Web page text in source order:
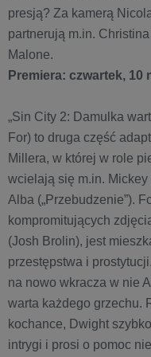
presją? Za kamerą
partnerują m.in.
Malone.
Premiera: czwartek, 10
„Sin City 2: Damulka
For) to druga część
Millera, w której w role
wcielają się m.in. Mickey
Alba („Przebudzenie”).
kompromitujących
(Josh Brolin), jest
przestępstwa i
na nowo wkracza w nie
warta każdego grzechu.
kochance, Dwight
intrygi i prosi o pomoc